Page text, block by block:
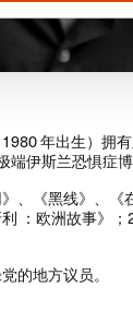
年出生）​拥
端伊斯兰恐惧症
、​《黑线》​、​《
：​欧洲故事》​
的地方议员。​​